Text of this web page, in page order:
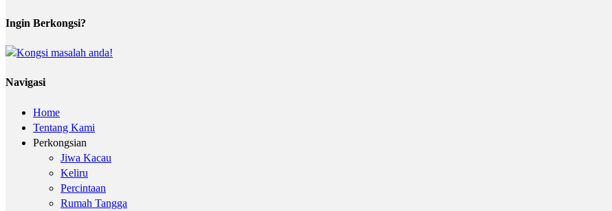
Ingin Berkongsi?
Navigasi
Home
Tentang Kami
Perkongsian
Jiwa Kacau
Keliru
Percintaan
Rumah Tangga